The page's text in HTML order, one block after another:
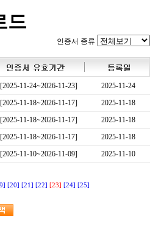
드
인증서 종류
[2025-11-24~2026-11-23]
2025-11-24
[2025-11-18~2026-11-17]
2025-11-18
[2025-11-18~2026-11-17]
2025-11-18
[2025-11-18~2026-11-17]
2025-11-18
[2025-11-10~2026-11-09] 2025-11-10
[20] [21] [22] [23] [24] [25]